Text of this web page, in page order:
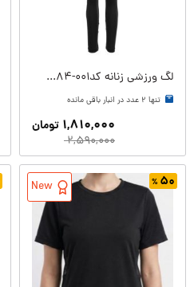
لگ ورزشی زنانه کدW09184-001
تنها ۲ عدد در انبار باقی مانده
۲,۵۹۰,۰۰۰
۱,۸۱۰,۰۰۰ تومان
۵۰ New